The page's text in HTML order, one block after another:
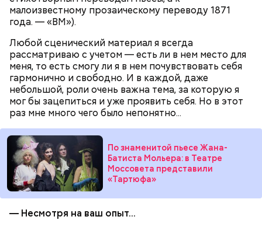
малоизвестному прозаическому переводу 1871
года. — «ВМ»).
Любой сценический материал я всегда
рассматриваю с учетом — есть ли в нем место для
меня, то есть смогу ли я в нем почувствовать себя
гармонично и свободно. И в каждой, даже
небольшой, роли очень важна тема, за которую я
мог бы зацепиться и уже проявить себя. Но в этот
раз мне много чего было непонятно...
По знаменитой пьесе Жана-
Батиста Мольера: в Театре
Моссовета представили
«Тартюфа»
— Несмотря на ваш опыт...
— Там может содержаться огромное количество
нитратов, которое вызовет головокружение,
гипоксию и ухудшение физического состояния, —
предостерегла Соломатина.